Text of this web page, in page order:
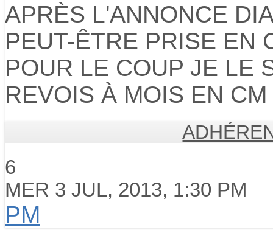
APRÈS L'ANNONCE
PEUT-ÊTRE PRISE EN
POUR LE COUP JE LE
REVOIS À MOIS EN CM
6
MER 3 JUL, 2013, 1:30 PM
PM